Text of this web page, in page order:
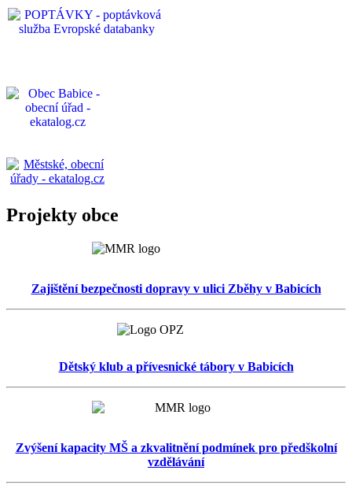
Projekty obce
Zajištění bezpečnosti dopravy v ulici Zběhy v Babicích
Dětský klub a přívesnické tábory v Babicích
Zvýšení kapacity MŠ a zkvalitnění podmínek pro předškolní
vzdělávání